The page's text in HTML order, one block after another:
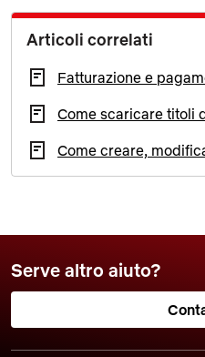
Articoli correlati
Fatturazione e
Come scaricare titoli
Come creare,
Serve altro aiuto?